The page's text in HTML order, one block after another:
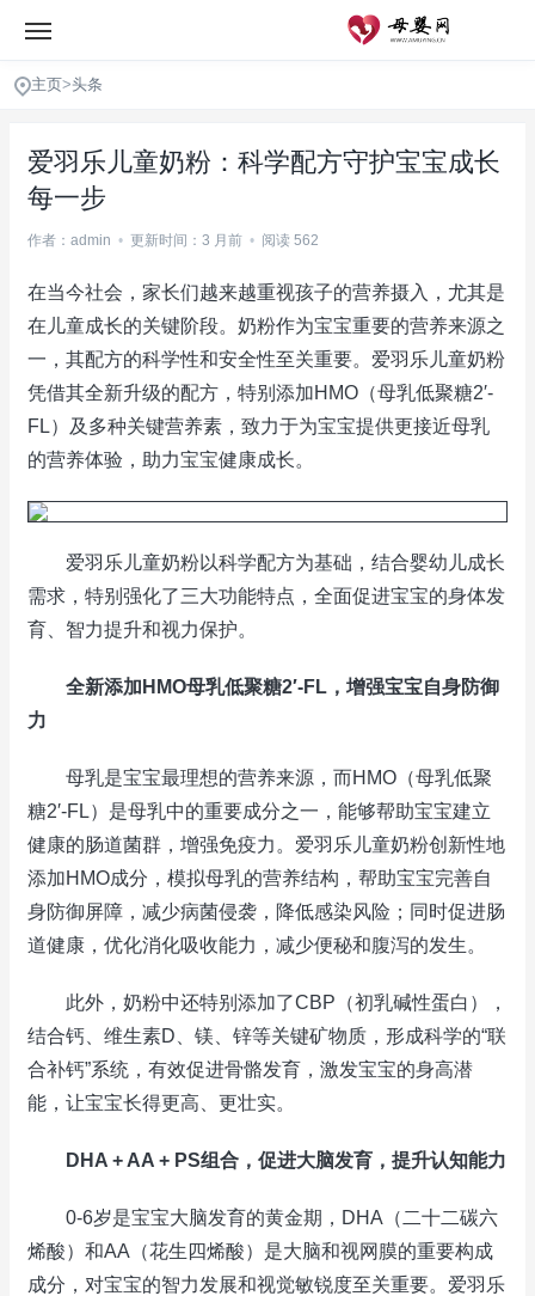
主页>头条
爱羽乐儿童奶粉：科学配方守护宝宝成长
每一步
作者：admin • 更新时间：3 月前 • 阅读 562
在当今社会，家长们越来越重视孩子的营养摄入，尤其是
在儿童成长的关键阶段。奶粉作为宝宝重要的营养来源之
一，其配方的科学性和安全性至关重要。爱羽乐儿童奶粉
凭借其全新升级的配方，特别添加HMO（母乳低聚糖2′-
FL）及多种关键营养素，致力于为宝宝提供更接近母乳
的营养体验，助力宝宝健康成长。
爱羽乐儿童奶粉以科学配方为基础，结合婴幼儿成长
需求，特别强化了三大功能特点，全面促进宝宝的身体发
育、智力提升和视力保护。
全新添加HMO母乳低聚糖2′-FL，增强宝宝自身防御
力
母乳是宝宝最理想的营养来源，而HMO（母乳低聚
糖2′-FL）是母乳中的重要成分之一，能够帮助宝宝建立
健康的肠道菌群，增强免疫力。爱羽乐儿童奶粉创新性地
添加HMO成分，模拟母乳的营养结构，帮助宝宝完善自
身防御屏障，减少病菌侵袭，降低感染风险；同时促进肠
道健康，优化消化吸收能力，减少便秘和腹泻的发生。
此外，奶粉中还特别添加了CBP（初乳碱性蛋白），
结合钙、维生素D、镁、锌等关键矿物质，形成科学的“联
合补钙”系统，有效促进骨骼发育，激发宝宝的身高潜
能，让宝宝长得更高、更壮实。
DHA + AA + PS组合，促进大脑发育，提升认知能力
0-6岁是宝宝大脑发育的黄金期，DHA（二十二碳六
烯酸）和AA（花生四烯酸）是大脑和视网膜的重要构成
成分，对宝宝的智力发展和视觉敏锐度至关重要。爱羽乐